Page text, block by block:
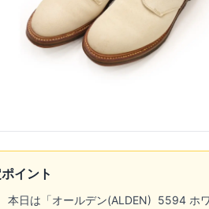
イント
本日は「オールデン(ALDEN) 5594 ホ